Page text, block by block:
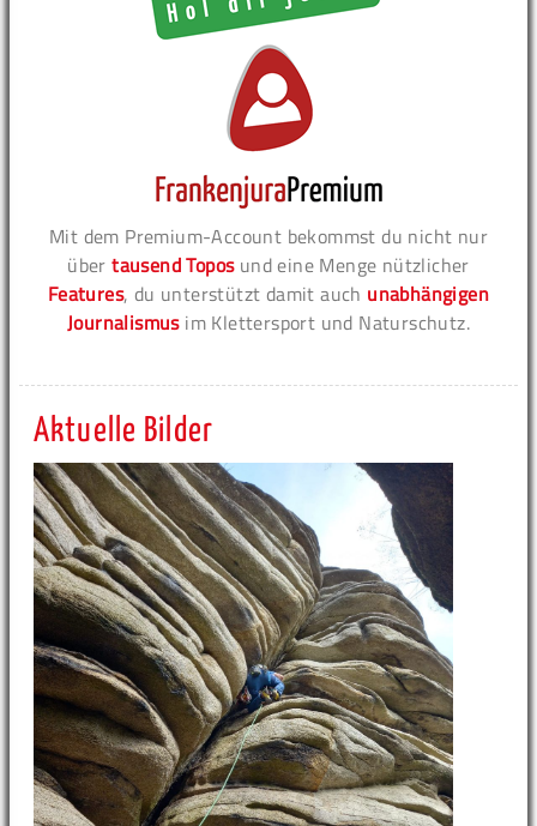
Mit dem Premium-Account bekommst du nicht nur
übertausend Toposund eine Menge nützlicher
Features, du unterstützt damit auch unabhängigen
Journalismusim Klettersport und Naturschutz.
Aktuelle Bilder